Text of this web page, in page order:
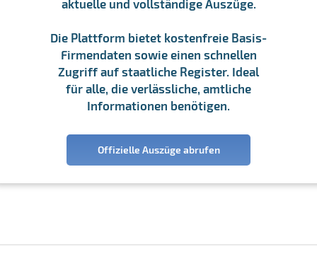
aktuelle und vollständige Auszüge.
Die Plattform bietet kostenfreie Basis-
Firmendaten sowie einen schnellen
Zugriff auf staatliche Register. Ideal
für alle, die verlässliche, amtliche
Informationen benötigen.
Offizielle Auszüge abrufen